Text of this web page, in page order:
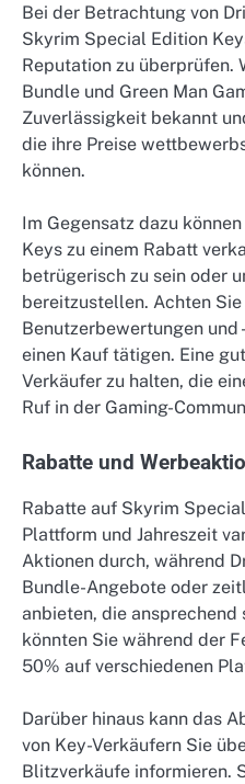
Bei der Betrachtung von
Skyrim Special Edition
Reputation zu überprüfen.
Bundle und Green Man
Zuverlässigkeit bekannt
die ihre Preise
können.
Im Gegensatz dazu
Keys zu einem Rabatt
betrügerisch zu sein oder
bereitzustellen. Achten
Benutzerbewertungen
einen Kauf tätigen. Eine
Verkäufer zu halten, die
Ruf in der Gaming-
Rabatte und
Rabatte auf Skyrim
Plattform und Jahreszeit
Aktionen durch, während
Bundle-Angebote oder
anbieten, die ansprechend
könnten Sie während der
50% auf verschiedenen
Darüber hinaus kann das
von Key-Verkäufern Sie
Blitzverkäufe informieren.